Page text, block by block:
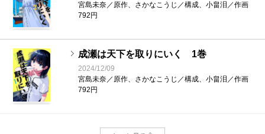
宮島未奈／原作、さかなこうじ／構成、小畠泪／作画
792円
成瀬は天下を取りにいく 1巻
2024/12/09
宮島未奈／原作、さかなこうじ／構成、小畠泪／作画
792円
成瀬は都を駆け抜ける